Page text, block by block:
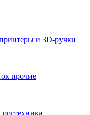
и 3D-ручки
прочие